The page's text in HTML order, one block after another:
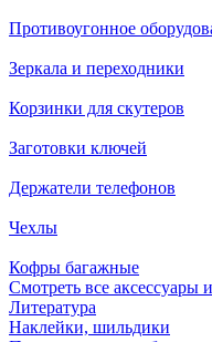
Противоугонное
Зеркала и переходники
Корзинки для скутеров
Заготовки ключей
Держатели телефонов
Чехлы
Кофры багажные
Смотреть все аксессуары
Литература
Наклейки, шильдики